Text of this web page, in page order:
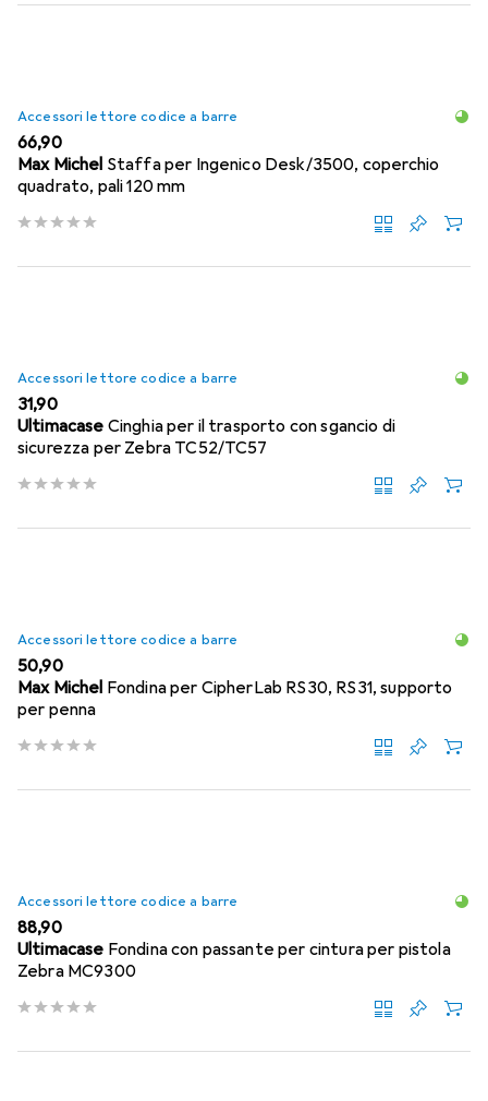
Accessori lettore codice a barre
EUR
66,90
Max Michel Staffa per Ingenico Desk/3500, coperchio
quadrato, pali 120 mm
Accessori lettore codice a barre
EUR
31,90
Ultimacase Cinghia per il trasporto con sgancio di
sicurezza per Zebra TC52/TC57
Accessori lettore codice a barre
EUR
50,90
Max Michel Fondina per CipherLab RS30, RS31, supporto
per penna
Accessori lettore codice a barre
EUR
88,90
Ultimacase Fondina con passante per cintura per pistola
Zebra MC9300